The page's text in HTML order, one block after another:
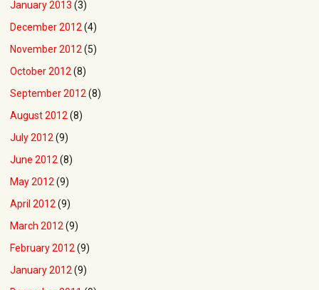
January 2013 (3)
December 2012 (4)
November 2012 (5)
October 2012 (8)
September 2012 (8)
August 2012 (8)
July 2012 (9)
June 2012 (8)
May 2012 (9)
April 2012 (9)
March 2012 (9)
February 2012 (9)
January 2012 (9)